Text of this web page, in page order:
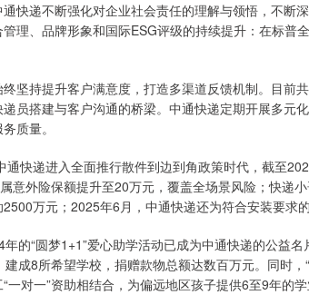
递不断强化对企业社会责任的理解与领悟，不断
理、品牌形象和国际ESG评级的持续提升：在标普
持提升客户满意度，打造多渠道反馈机制。目前
员搭建与客户沟通的桥梁。中通快递定期开展多元
质量。
快递进入全面推行散件到边到角政策时代，截至
意外险保额提升至20万元，覆盖全场景风险；快递
万元；2025年6月，中通快递还为符合安装要求
“圆梦1+1”爱心助学活动已成为中通快递的公益
建成8所希望学校，捐赠款物总额达数百万元。同时
一对一”资助相结合，为偏远地区孩子提供6至9年的